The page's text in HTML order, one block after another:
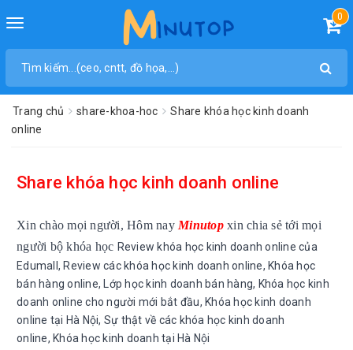
Toggle
0
Trang chủ share-khoa-hoc
Share khóa học kinh doanh
online
Share khóa học kinh doanh online
Xin chào mọi người, Hôm nay Minutopxin chia sẻ tới mọi
người bộ khóa học Review khóa học kinh doanh online của
Edumall, Review các khóa học kinh doanh online, Khóa học
bán hàng online,
Lớp học kinh doanh bán hàng, Khóa học kinh
doanh online cho người mới bắt đầu, Khóa học kinh doanh
online tại Hà Nội, Sự thật về các khóa học kinh doanh
online, Khóa học kinh doanh tại Hà Nội